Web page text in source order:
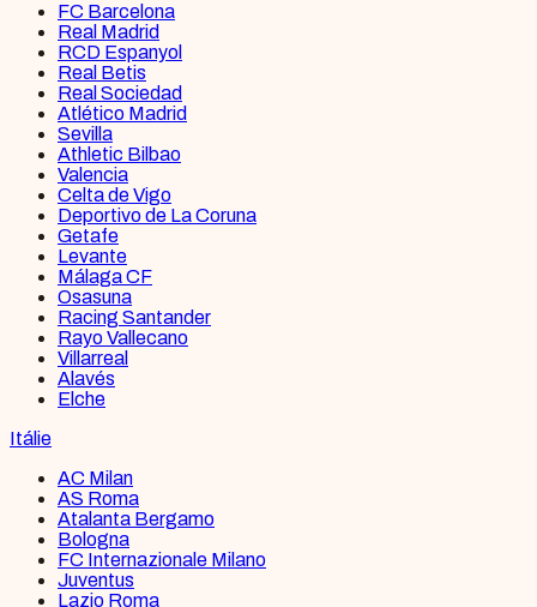
FC Barcelona
Real Madrid
RCD Espanyol
Real Betis
Real Sociedad
Atlético Madrid
Sevilla
Athletic Bilbao
Valencia
Celta de Vigo
Deportivo de La Coruna
Getafe
Levante
Málaga CF
Osasuna
Racing Santander
Rayo Vallecano
Villarreal
Alavés
Elche
Itálie
AC Milan
AS Roma
Atalanta Bergamo
Bologna
FC Internazionale Milano
Juventus
Lazio Roma